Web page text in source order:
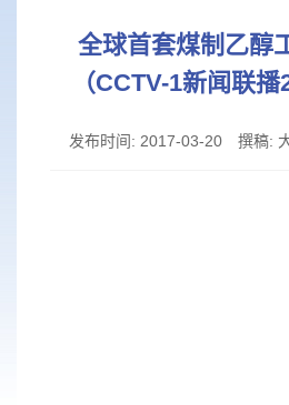
全球首套煤制乙醇
（CCTV-1新闻联播
发布时间: 2017-03-20 撰稿: